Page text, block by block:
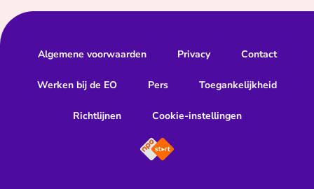
Algemene voorwaarden Privacy Contact
Werken bij de EO Pers Toegankelijkheid
Richtlijnen Cookie-instellingen